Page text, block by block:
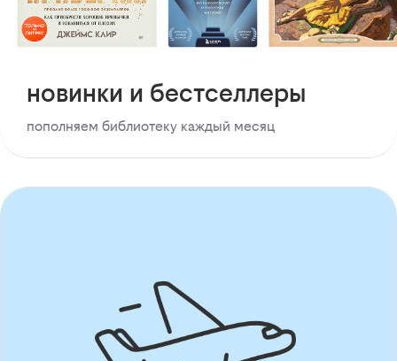
новинки и бестселлеры
пополняем библиотеку каждый месяц